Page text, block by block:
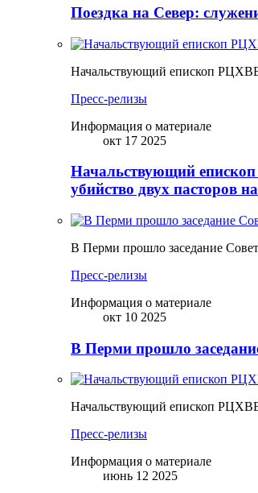
Поездка на Север:
Начальствующий епископ РЦХВЕ
Пресс-релизы
Информация о материале
окт 17 2025
Начальствующий
убийство двух пасторов
В Перми прошло заседание
Пресс-релизы
Информация о материале
окт 10 2025
В Перми прошло
Начальствующий епископ
Пресс-релизы
Информация о материале
июнь 12 2025